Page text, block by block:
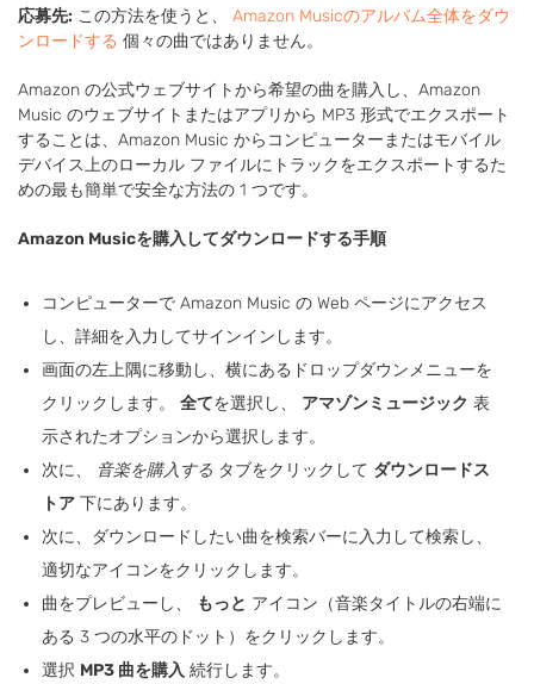
応募先: この方法を使うと、 Amazon Musicのアルバム全体をダウ
ンロードする 個々の曲ではありません。
Amazon の公式ウェブサイトから希望の曲を購入し、Amazon
Music のウェブサイトまたはアプリから MP3 形式でエクスポート
することは、Amazon Music からコンピューターまたはモバイル
デバイス上のローカル ファイルにトラックをエクスポートするた
めの最も簡単で安全な方法の 1 つです。
Amazon Musicを購入してダウンロードする手順
コンピューターで Amazon Music の Web ページにアクセス
し、詳細を入力してサインインします。
画面の左上隅に移動し、横にあるドロップダウンメニューを
クリックします。 全てを選択し、 アマゾンミュージック 表
示されたオプションから選択します。
次に、
音楽を購入する タブをクリックして ダウンロードス
トア 下にあります。
次に、ダウンロードしたい曲を検索バーに入力して検索し、
適切なアイコンをクリックします。
曲をプレビューし、
もっと アイコン（音楽タイトルの右端に
ある 3 つの水平のドット）をクリックします。
選択 MP3 曲を購入 続行します。